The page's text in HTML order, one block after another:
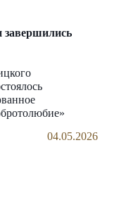
завершились
04.05.2026